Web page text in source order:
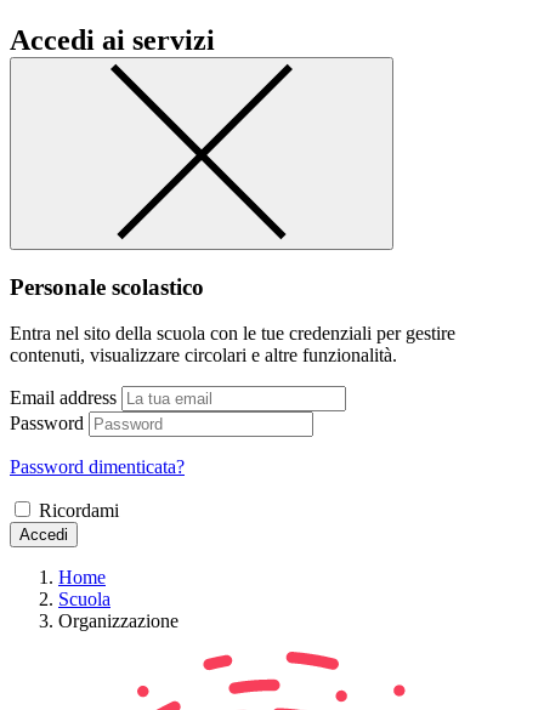
Accedi ai servizi
Personale scolastico
Entra nel sito della scuola con le tue credenziali per gestire
contenuti, visualizzare circolari e altre funzionalità.
Email address
Password
Password dimenticata?
Ricordami
Accedi
Home
Scuola
Organizzazione